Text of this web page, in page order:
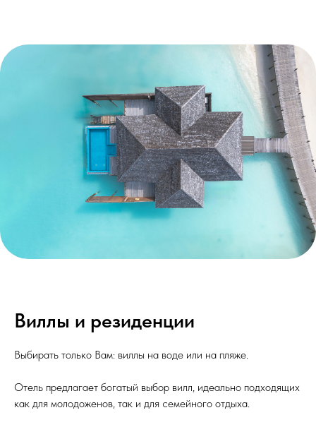
Виллы и резиденции
Выбирать только Вам: виллы на воде или на пляже.
Отель предлагает богатый выбор вилл, идеально подходящих
как для молодоженов, так и для семейного отдыха.